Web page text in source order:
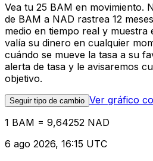
Vea tu 25 BAM en movimiento.
de BAM a NAD rastrea 12
medio en tiempo real y muestra
valía su dinero en cualquier
cuándo se mueve la tasa a su
alerta de tasa y le avisaremos
objetivo.
Seguir tipo de cambio Ver gráfico
1 BAM = 9,64252 NAD
6 ago 2026, 16:15 UTC